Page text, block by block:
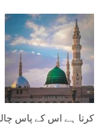
کرتا ہے اس کے پاس